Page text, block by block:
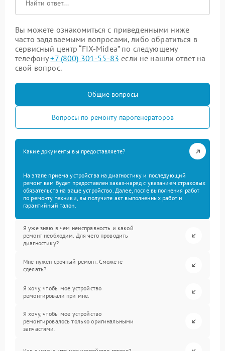
Вы можете ознакомиться с приведенными ниже
часто задаваемыми вопросами, либо обратиться в
сервисный центр “FIX-Midea” по следующему
телефону+7 (800) 301-55-83 если не нашли ответ на
свой вопрос.
Общие вопросы
Вопросы по ремонту парогенераторов
Какие документы вы предоставляете?
На этапе приема устройства на диагностику и последующий
ремонт вам будет предоставлен заказ-наряд с указанием страховых
обязательств на ваше устройство. Далее, после выполнения работ
по ремонту техники, вы получите акт выполненных работ и
гарантийный талон.
Я уже знаю в чем неисправность и какой
ремонт необходим. Для чего проводить
диагностику?
Мне нужен срочный ремонт. Сможете
сделать?
Я хочу, чтобы мое устройство
ремонтировали при мне.
Я хочу, чтобы мое устройство
ремонтировалось только оригинальными
запчастями.